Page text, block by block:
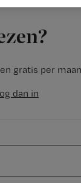
gratis per
dan in